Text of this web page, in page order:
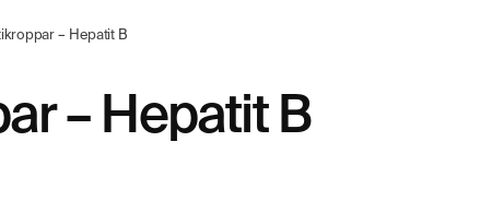
– Hepatit B
– Hepatit B